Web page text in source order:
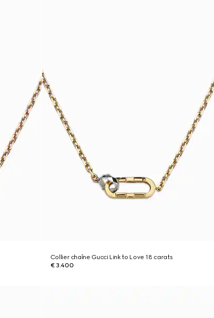
Collier chaîne Gucci Link to Love 18 carats
€ 3.400